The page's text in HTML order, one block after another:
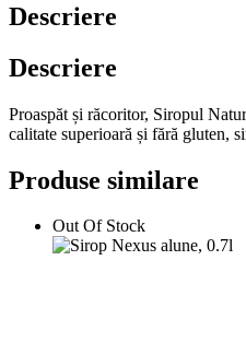
Descriere
Descriere
Proaspăt și răcoritor, Siropul
calitate superioară și fără gluten,
Produse similare
Out Of Stock